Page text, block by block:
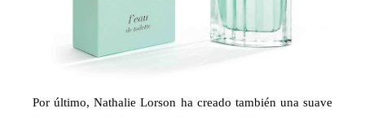
Por último, Nathalie Lorson ha creado también una suave